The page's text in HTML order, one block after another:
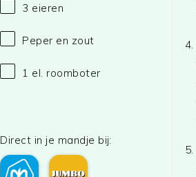
3 eieren
Peper en zout
1 el. roomboter
Direct in je mandje bij: